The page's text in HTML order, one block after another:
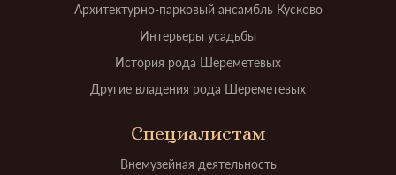
Архитектурно-парковый ансамбль Кусково
Интерьеры усадьбы
История рода Шереметевых
Другие владения рода Шереметевых
Специалистам
Внемузейная деятельность